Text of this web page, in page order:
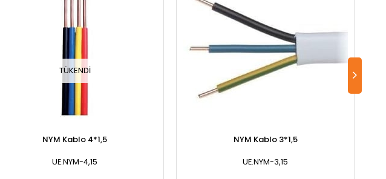
TÜKENDI
NYM Kablo 4*1,5
UE.NYM-4,15
NYM Kablo 3*1,5
UE.NYM-3,15